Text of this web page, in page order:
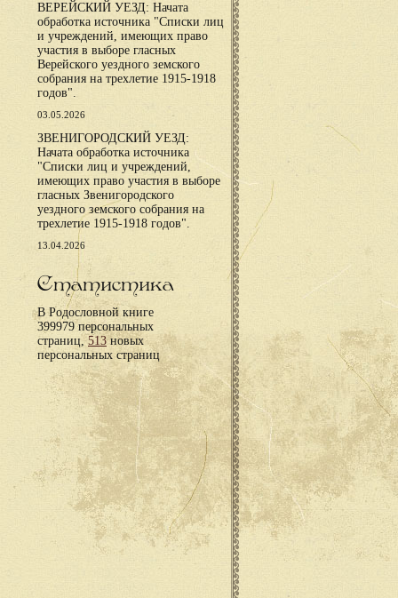
ВЕРЕЙСКИЙ УЕЗД: Начата
обработка источника "Списки лиц
и учреждений, имеющих право
участия в выборе гласных
Верейского уездного земского
собрания на трехлетие 1915-1918
годов".
03.05.2026
ЗВЕНИГОРОДСКИЙ УЕЗД:
Начата обработка источника
"Списки лиц и учреждений,
имеющих право участия в выборе
гласных Звенигородского
уездного земского собрания на
трехлетие 1915-1918 годов".
13.04.2026
Статистика
В Родословной книге
399979 персональных
страниц,513новых
персональных страниц